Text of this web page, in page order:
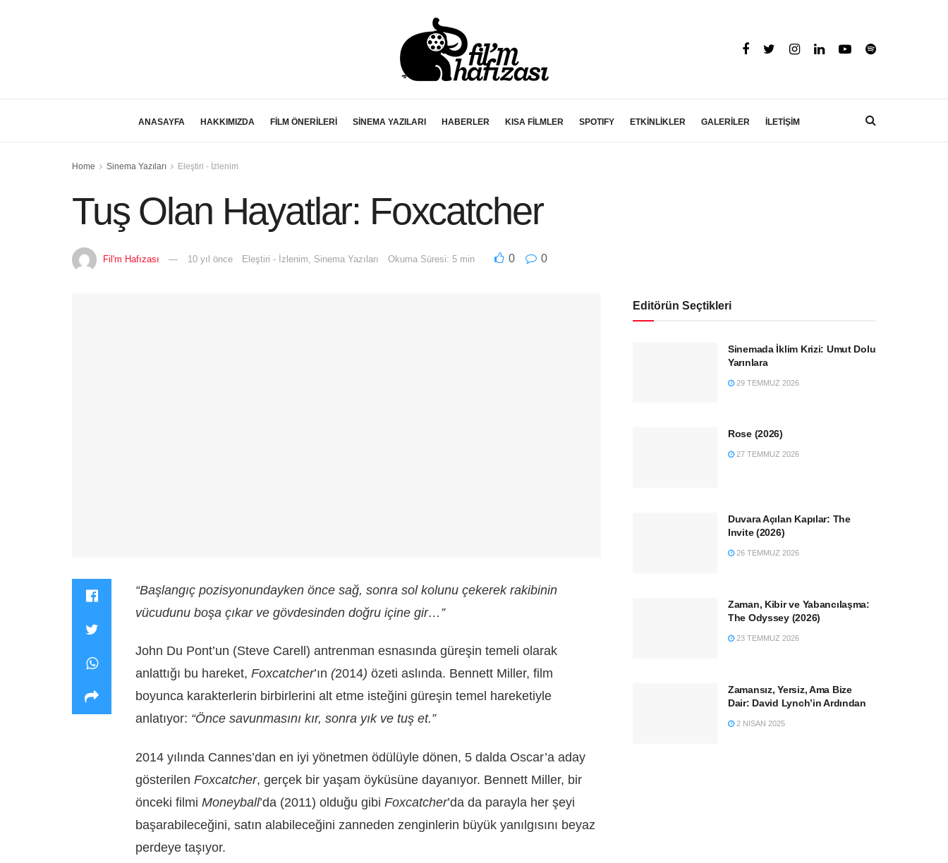
ANASAYFA HAKKIMIZDA FİLM ÖNERİLERİ SİNEMA YAZILARI HABERLER KISA FİLMLER SPOTIFY ETKİNLİKLER GALERİLER İLETİŞİM
Home Sinema Yazıları Eleştiri - İzlenim
Tuş Olan Hayatlar: Foxcatcher
Fil'm Hafızası 10 yıl önce Eleştiri - İzlenim Sinema Yazıları Okuma Süresi: 5 min 0 0
“Başlangıç pozisyonundayken önce sağ, sonra sol kolunu çekerek rakibinin
vücudunu boşa çıkar ve gövdesinden doğru içine gir…”
John Du Pont’un (Steve Carell) antrenman esnasında güreşin temeli olarak
anlattığı bu hareket, Foxcatcher’ın (2014) özeti aslında. Bennett Miller, film
boyunca karakterlerin birbirlerini alt etme isteğini güreşin temel hareketiyle
anlatıyor: “Önce savunmasını kır, sonra yık ve tuş et.”
2014 yılında Cannes’dan en iyi yönetmen ödülüyle dönen, 5 dalda Oscar’a aday
gösterilen Foxcatcher, gerçek bir yaşam öyküsüne dayanıyor. Bennett Miller, bir
önceki filmi Moneyball’da (2011) olduğu gibi Foxcatcher’da da parayla her şeyi
başarabileceğini, satın alabileceğini zanneden zenginlerin büyük yanılgısını beyaz
perdeye taşıyor.
Editörün Seçtikleri
Sinemada İklim Krizi: Umut Dolu
Yarınlara
29 TEMMUZ 2026
Rose (2026)
27 TEMMUZ 2026
Duvara Açılan Kapılar: The
Invite (2026)
26 TEMMUZ 2026
Zaman, Kibir ve Yabancılaşma:
The Odyssey (2026)
23 TEMMUZ 2026
Zamansız, Yersiz, Ama Bize
Dair: David Lynch’in Ardından
2 NISAN 2025